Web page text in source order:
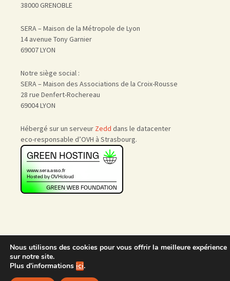
38000 GRENOBLE
SERA – Maison de la Métropole de Lyon
14 avenue Tony Garnier
69007 LYON
Notre siège social :
SERA – Maison des Associations de la Croix-Rousse
28 rue Denfert-Rochereau
69004 LYON
Hébergé sur un serveur Zedd dans le datacenter
eco-responsable d’OVH à Strasbourg.
Accueil | Nous rejoindre
Admin
Nous utilisons des cookies pour vous offrir la meilleure expérience
sur notre site.
Plus d'informations ici.